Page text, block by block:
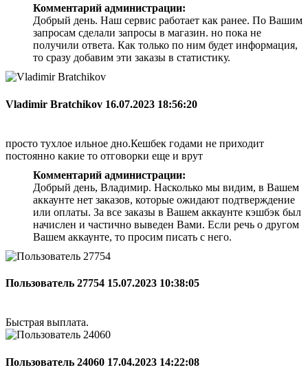
Комментарий администрации:
Добрый день. Наш сервис работает как ранее. По Вашим
запросам сделали запросы в магазин. но пока не
получили ответа. Как только по ним будет информация,
то сразу добавим эти заказы в статистику.
Vladimir Bratchikov 16.07.2023 18:56:20
просто тухлое ильное дно.Кешбек годами не приходит
постоянно какие то отговорки еще и врут
Комментарий администрации:
Добрый день, Владимир. Насколько мы видим, в Вашем
аккаунте нет заказов, которые ожидают подтверждение
или оплаты. За все заказы в Вашем аккаунте кэшбэк был
начислен и частично выведен Вами. Если речь о другом
Вашем аккаунте, то просим писать с него.
Пользователь 27754 15.07.2023 10:38:05
Быстрая выплата.
Пользователь 24060 17.04.2023 14:22:08